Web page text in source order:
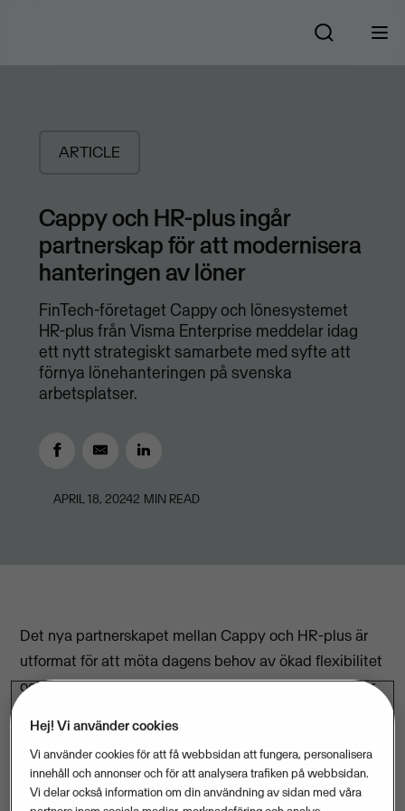
ARTICLE
Cappy och HR-plus ingår
partnerskap för att modernisera
hanteringen av löner
FinTech-företaget Cappy och lönesystemet
HR-plus från Visma Enterprise meddelar idag
ett nytt strategiskt samarbete med syfte att
förnya lönehanteringen på svenska
arbetsplatser.
APRIL 18, 20242 MIN READ
Det nya partnerskapet mellan Cappy och HR-plus är
utformat för att möta dagens behov av ökad flexibilitet
och användarvänlighet i hanteringen av löner, vilket är
talanger i en konkurrensutsatt arbetsmarknad. Med
denna målsättning presenteras nu Cappys tjänst
‘flexibel lön’ för de företag som använder sig av
Hej! Vi använder cookies
Vi använder cookies för att få webbsidan att fungera, personalisera
innehåll och annonser och för att analysera trafiken på webbsidan.
Vi delar också information om din användning av sidan med våra